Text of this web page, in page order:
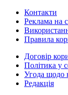
Контакти
Реклама на
Правила
Договір
Політика у
Угода щодо
Редакція